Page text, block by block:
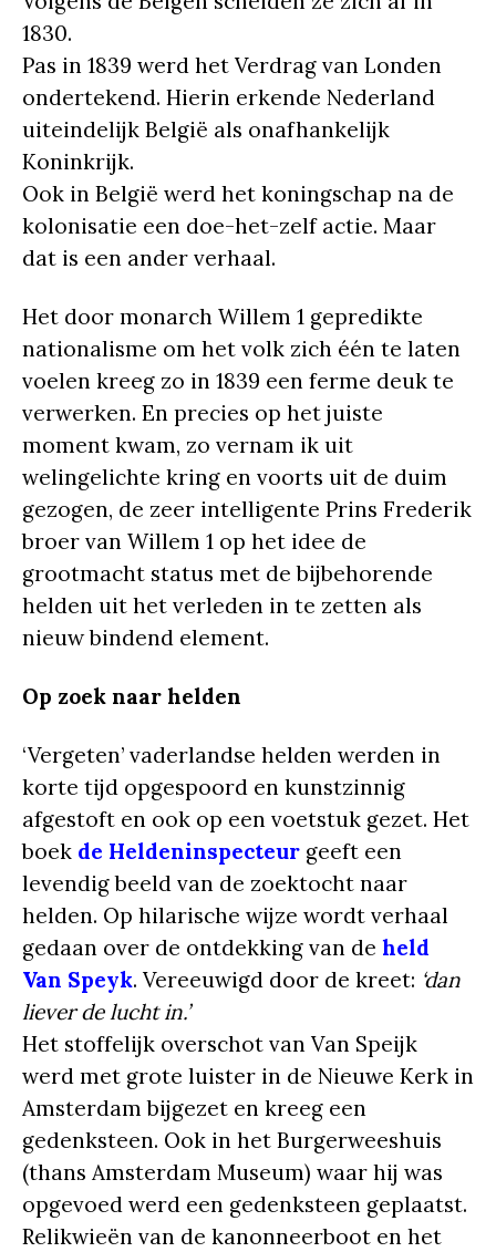
1830.
Pas in 1839 werd het Verdrag van Londen
ondertekend. Hierin erkende Nederland
uiteindelijk België als onafhankelijk
Koninkrijk.
Ook in België werd het koningschap na de
kolonisatie een doe-het-zelf actie. Maar
dat is een ander verhaal.
Het door monarch Willem 1 gepredikte
nationalisme om het volk zich één te laten
voelen kreeg zo in 1839 een ferme deuk te
verwerken. En precies op het juiste
moment kwam, zo vernam ik uit
welingelichte kring en voorts uit de duim
gezogen, de zeer intelligente Prins Frederik
broer van Willem 1 op het idee de
grootmacht status met de bijbehorende
helden uit het verleden in te zetten als
nieuw bindend element.
Op zoek naar helden
‘Vergeten’ vaderlandse helden werden in
korte tijd opgespoord en kunstzinnig
afgestoft en ook op een voetstuk gezet. Het
boek de Heldeninspecteur geeft een
levendig beeld van de zoektocht naar
helden. Op hilarische wijze wordt verhaal
gedaan over de ontdekking van de held
Van Speyk. Vereeuwigd door de kreet: ‘dan
liever de lucht in.’
Het stoffelijk overschot van Van Speijk
werd met grote luister in de Nieuwe Kerk in
Amsterdam bijgezet en kreeg een
gedenksteen. Ook in het Burgerweeshuis
(thans Amsterdam Museum) waar hij was
opgevoed werd een gedenksteen geplaatst.
Relikwieën van de kanonneerboot en het